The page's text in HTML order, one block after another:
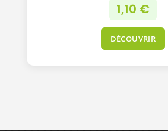
1,10 €
DÉCOUVRIR